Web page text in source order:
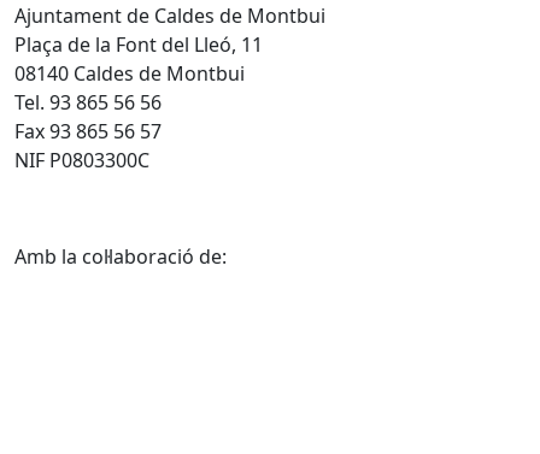
Ajuntament de Caldes de Montbui
Plaça de la Font del Lleó, 11
08140 Caldes de Montbui
Tel. 93 865 56 56
Fax 93 865 56 57
NIF P0803300C
Amb la col·laboració de: